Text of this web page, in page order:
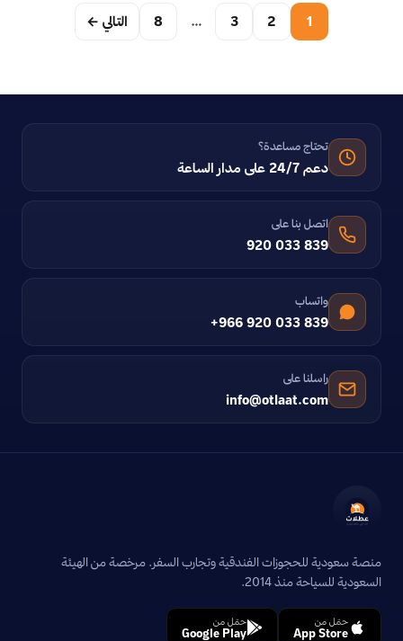
1
2
3
…
8 التالي ←
تحتاج مساعدة؟
دعم 24/7 على مدار الساعة
اتصل بنا على
920 033 839
واتساب
+966 920 033 839
راسلنا على
info@otlaat.com
منصة سعودية للحجوزات الفندقية وتجارب السفر. مرخصة من الهيئة
السعودية للسياحة منذ 2014.
حمّل من
App Store
حمّل من
Google Play